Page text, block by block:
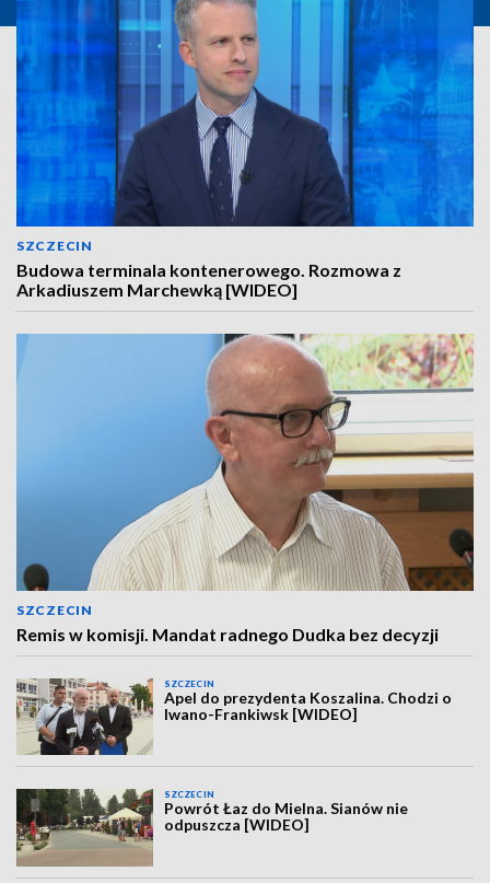
SZCZECIN
Budowa terminala kontenerowego. Rozmowa z
Arkadiuszem Marchewką [WIDEO]
SZCZECIN
Remis w komisji. Mandat radnego Dudka bez decyzji
SZCZECIN
Apel do prezydenta Koszalina. Chodzi o
Iwano-Frankiwsk [WIDEO]
SZCZECIN
Powrót Łaz do Mielna. Sianów nie
odpuszcza [WIDEO]